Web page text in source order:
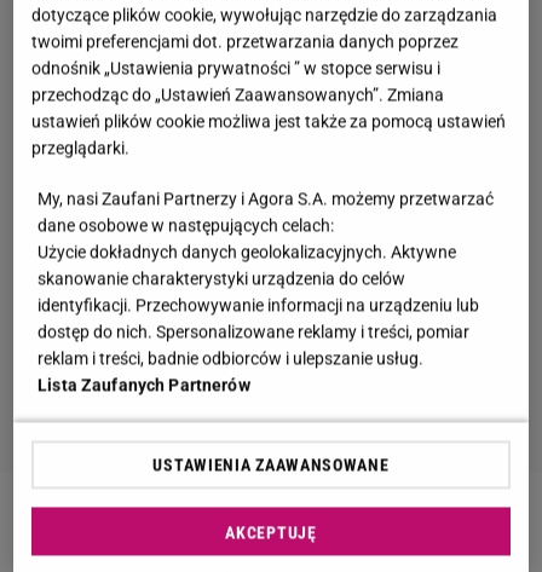
Koncerty bożonarodzeniowe emitowane w telewizji
dotyczące plików cookie, wywołując narzędzie do zarządzania
twoimi preferencjami dot. przetwarzania danych poprzez
odnośnik „Ustawienia prywatności ” w stopce serwisu i
przechodząc do „Ustawień Zaawansowanych”. Zmiana
ustawień plików cookie możliwa jest także za pomocą ustawień
przeglądarki.
My, nasi Zaufani Partnerzy i Agora S.A. możemy przetwarzać
dane osobowe w następujących celach:
Użycie dokładnych danych geolokalizacyjnych. Aktywne
skanowanie charakterystyki urządzenia do celów
identyfikacji. Przechowywanie informacji na urządzeniu lub
dostęp do nich. Spersonalizowane reklamy i treści, pomiar
reklam i treści, badnie odbiorców i ulepszanie usług.
Lista Zaufanych Partnerów
USTAWIENIA ZAAWANSOWANE
AKCEPTUJĘ